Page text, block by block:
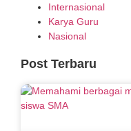
Internasional
Karya Guru
Nasional
Post Terbaru